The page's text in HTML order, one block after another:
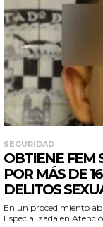
SEGURIDAD
OBTIENE FEM
POR MÁS DE
DELITOS
En un procedimiento
Especializada en